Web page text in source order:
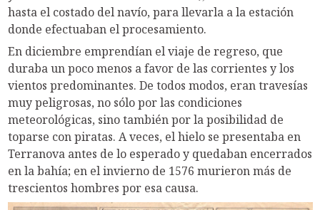
hasta el costado del navío, para llevarla a la estación
donde efectuaban el procesamiento.
En diciembre emprendían el viaje de regreso, que
duraba un poco menos a favor de las corrientes y los
vientos predominantes. De todos modos, eran travesías
muy peligrosas, no sólo por las condiciones
meteorológicas, sino también por la posibilidad de
toparse con piratas. A veces, el hielo se presentaba en
Terranova antes de lo esperado y quedaban encerrados
en la bahía; en el invierno de 1576 murieron más de
trescientos hombres por esa causa.